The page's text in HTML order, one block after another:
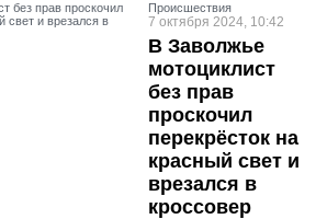
Проиcшествия
7 октября 2024, 10:42
В Заволжье
мотоциклист
без прав
проскочил
перекрёсток на
красный свет и
врезался в
кроссовер